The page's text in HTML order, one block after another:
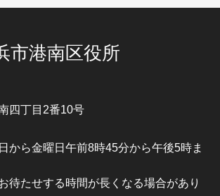
市港南区役所
四丁目2番10号
から金曜日午前8時45分から午後5時ま
待たせする時間が長くなる場合があり